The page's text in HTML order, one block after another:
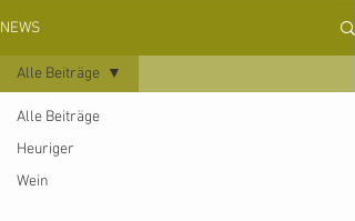
NEWS
Alle Beiträge
Heuriger
Wein
Alle Beiträge